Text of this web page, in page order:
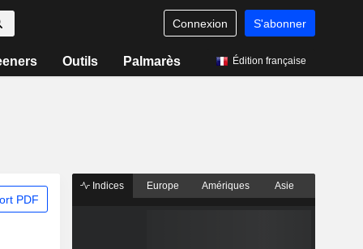
Connexion S'abonner
Outils Palmarès Édition française
PDF
Indices Europe Amériques Asie